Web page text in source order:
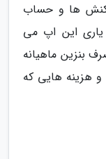
ها و حساب
یاری این اپ می
بنزین ماهیانه
و هزینه هایی که